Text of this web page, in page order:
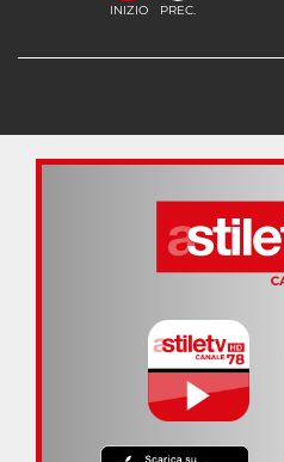
INIZIO PREC.